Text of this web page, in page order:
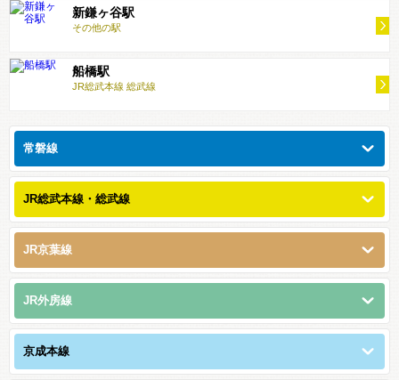
新鎌ヶ谷駅
その他の駅
船橋駅
JR総武本線 総武線
常磐線
JR総武本線・総武線
JR京葉線
JR外房線
京成本線